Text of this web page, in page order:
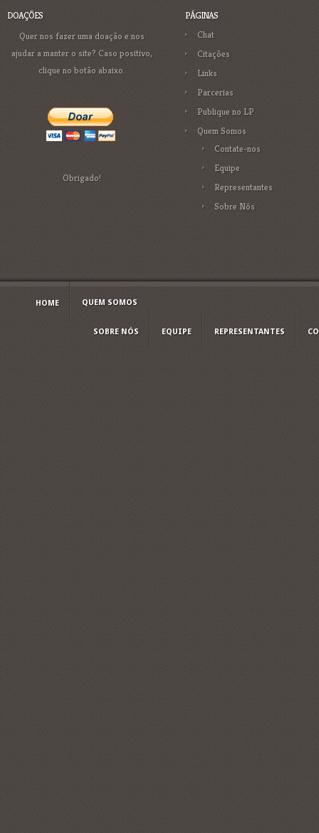
DOAÇÕES
Quer nos fazer uma doação e nos
ajudar a manter o site? Caso positivo,
clique no botão abaixo.
Obrigado!
PÁGINAS
Chat
Citações
Links
Parcerias
Publique no LP
Quem Somos
Contate-nos
Equipe
Representantes
Sobre Nós
HOME QUEM SOMOS
SOBRE NÓS EQUIPE REPRESENTANTES